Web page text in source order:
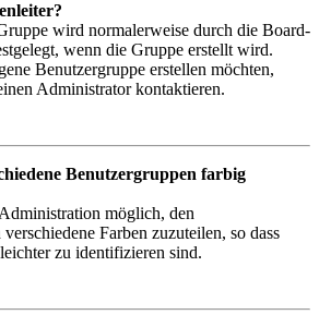
wird normalerweise durch die Board-
wenn die Gruppe erstellt wird.
Benutzergruppe erstellen möchten,
Administrator kontaktieren.
Benutzergruppen farbig
möglich, den
Farben zuzuteilen, so dass
zu identifizieren sind.